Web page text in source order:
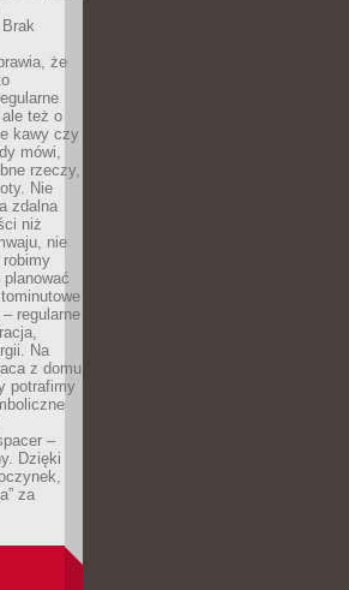
że
ale też o
kawy czy
mówi,
rzeczy,
Nie
zdalna
niż
nie
regularne
Na
z domu
potrafimy
–
Dzięki
za